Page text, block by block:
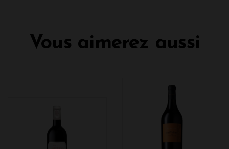
Vous aimerez aussi